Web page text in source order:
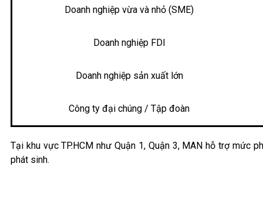
Doanh nghiệp vừa và nhỏ (SME)
Doanh nghiệp FDI
Doanh nghiệp sản xuất lớn
Công ty đại chúng / Tập đoàn
Tại khu vực TP.HCM như Quận 1, Quận 3, MAN hỗ trợ mức
phát sinh.